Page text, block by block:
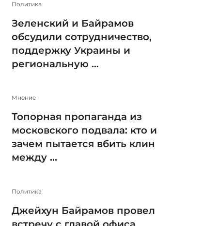
Политика
Зеленский и Байрамов
обсудили сотрудничество,
поддержку Украины и
региональную ...
Мнение
Топорная пропаганда из
московского подвала: кто и
зачем пытается вбить клин
между ...
Политика
Джейхун Байрамов провел